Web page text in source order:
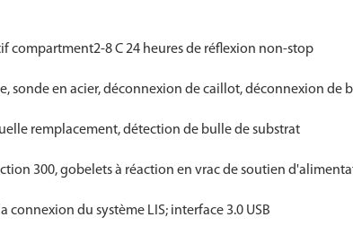
compartment2-8 C 24 heures de réflexion non-stop
en acier, déconnexion de caillot, déconnexion de
remplacement, détection de bulle de substrat
300, gobelets à réaction en vrac de soutien
du système LIS; interface 3.0 USB